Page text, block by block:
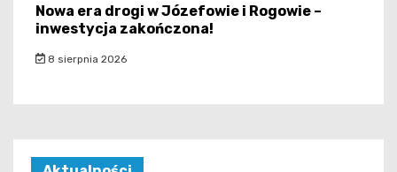
Nowa era drogi w Józefowie i Rogowie –
inwestycja zakończona!
8 sierpnia 2026